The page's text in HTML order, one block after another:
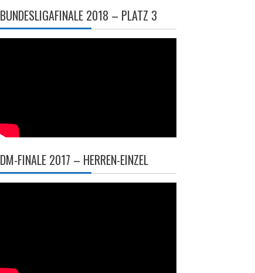
BUNDESLIGAFINALE 2018 – PLATZ 3
DM-FINALE 2017 – HERREN-EINZEL